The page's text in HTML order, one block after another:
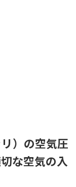
）の空気圧
な空気の入